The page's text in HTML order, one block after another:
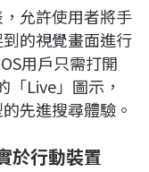
允許使用者將手
的視覺畫面進行
用戶只需打開
Live」圖示，
先進搜尋體驗。
於行動裝置